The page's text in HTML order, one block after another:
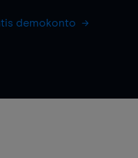
demokonto